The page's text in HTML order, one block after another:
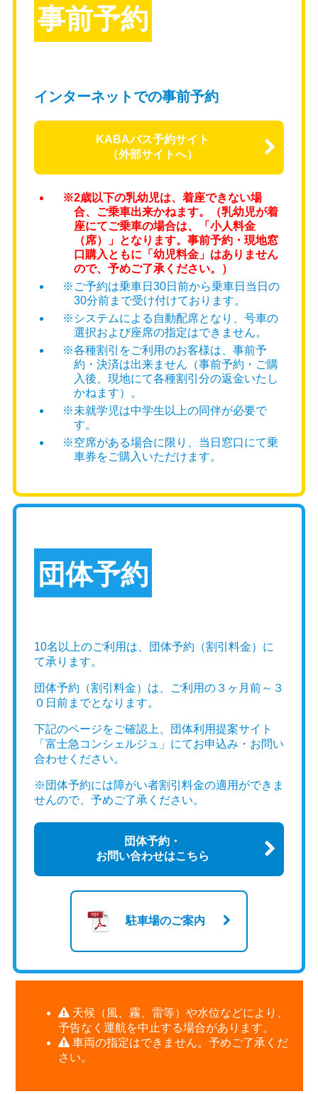
大人：中学生以上のお客様
小人：3歳以上（1人で着座出来るお子様に限
※2歳以下の乳幼児様についてのご案内
2歳以下のお子様は、お一人で座席にお座りいただ
けない場合
ご乗車いただけません。（ご乗車されます場合は
小人料金にて
座席の予約をお願いいたします。
⚠️お膝抱っこでの乗車は出来ません
※各種割引をご利用の場合は、WEBでの事前予約
を承っておりません。
なお割引適用は当日販売分のお席に限らせていた
だきます。
満席の場合は、ご乗車いただけない場合がござい
ますので、
あらかじめご了承ください。
注意：ご乗車前に必ずFujiyama Connectにのマイ
ガチャピンちゃんねるで
「YAMANAKAKO NO KABA」が紹介さ
れました！
いつも富士急のバスをご利用いただきまして、誠
にありがとうございます。
んねる」にて、水陸両用バス「YAMANAKAKO
NO KABA」をご紹介いただきました。
ガチャピンさんが実際にKABAへ乗車し、陸から湖
へダイブする迫力満点のスプラッシュ体験や、山
中湖ならではの景色、車内の様子など
なっております。
ぜひご覧いただき、山中湖でしか味わえない水陸
https://youtu.be/7n6YtelzcTA?
si=yzPzBcCTfumKwHzI （7分45秒～）
事前予約
インターネットでの事前予約
KABAバス予約サイト
（外部サイトへ）
※2歳以下の乳幼児は、着座できない場
合、ご乗車出来かねます。（乳幼児が着
座にてご乗車の場合は、「小人料金
（席）」となります。事前予約・現地窓
口購入ともに「幼児料金」はありません
ので、予めご了承ください。）
※ご予約は乗車日30日前から乗車日当日の
30分前まで受け付けております。
※システムによる自動配席となり、号車の
選択および座席の指定はできません。
※各種割引をご利用のお客様は、事前予
約・決済は出来ません（事前予約・ご購
入後、現地にて各種割引分の返金いたし
かねます）。
※未就学児は中学生以上の同伴が必要で
す。
※空席がある場合に限り、当日窓口にて乗
車券をご購入いただけます。
団体予約
10名以上のご利用は、団体予約（割引料金）に
て承ります。
団体予約（割引料金）は、ご利用の３ヶ月前～３
０日前までとなります。
下記のページをご確認上、団体利用提案サイト
「富士急コンシェルジュ」にてお申込み・お問い
合わせください。
※団体予約には障がい者割引料金の適用ができま
せんので、予めご了承ください。
団体予約・
お問い合わせはこちら
駐車場のご案内
天候（風、霧、雷等）や水位などにより、
予告なく運航を中止する場合があります。
車両の指定はできません。予めご了承くだ
さい。